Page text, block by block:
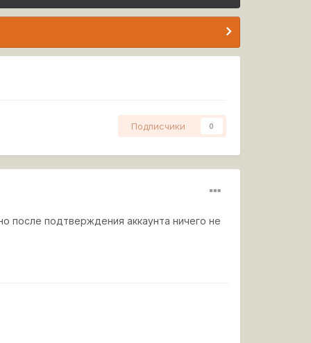
Подписчики 0
после подтверждения аккаунта ничего не